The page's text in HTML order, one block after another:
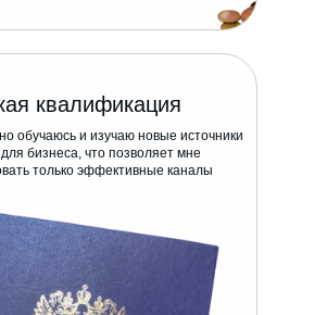
обучаюсь и изучаю новые источники
бизнеса, что позволяет мне
только эффективные каналы
квалификация